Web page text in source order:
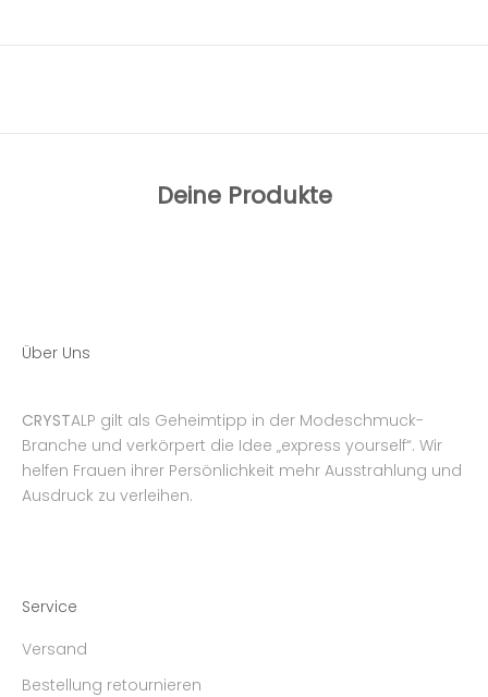
Deine Produkte
Über Uns
CRYSTALP gilt als Geheimtipp in der Modeschmuck-
Branche und verkörpert die Idee „express yourself“. Wir
helfen Frauen ihrer Persönlichkeit mehr Ausstrahlung und
Ausdruck zu verleihen.
Service
Versand
Bestellung retournieren